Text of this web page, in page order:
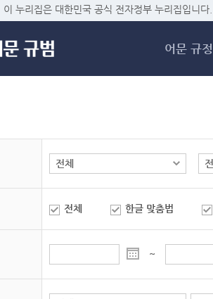
메
이 누리집은 대한민국 공식 전자정부 누리집입니다.
어문 규정
전체 한글 맞춤법
~